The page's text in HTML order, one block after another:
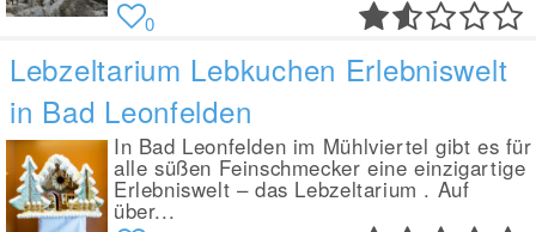
0
Lebzeltarium Lebkuchen Erlebniswelt
in Bad Leonfelden
In Bad Leonfelden im Mühlviertel gibt es für
alle süßen Feinschmecker eine einzigartige
Erlebniswelt – das Lebzeltarium . Auf
über...